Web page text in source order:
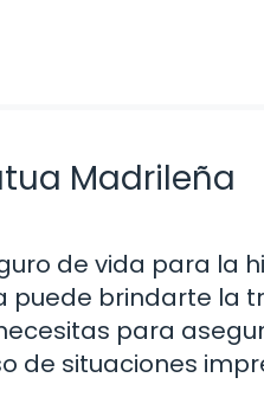
Madrileña
de vida para la
puede brindarte la
para
de situaciones